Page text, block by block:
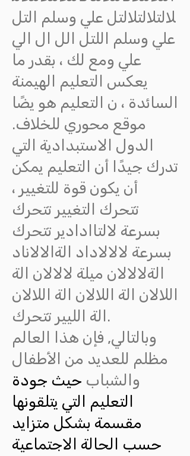
لالتلالتلالتل علي وسلم التل
علي وسلم اللتل الل ال الي
علي ومع لك ، بقدر ما
يعكس التعليم الهيمنة
السائدة ، ن التعليم هو يضًا
موقع محوري للخلاف.
الدول الاستبدادية التي
تدرك جيدًا أن التعليم يمكن
أن يكون قوة للتغيير ،
تتحرك التغيير تتحرك
بسرعة لالتاادادير تتحرك
بسرعة لالالاداد الةالالاناد
الةلالالان ميلة لالالان الة
اللالان الة اللالان الة اللالان
الة الليير تتحرك.
وبالتالي, فإن هذا العالم
مظلم للعديد من الأطفال
والشباب حيث جودة
التعليم التي يتلقونها
مقسمة بشكل متزايد
حسب الحالة الاجتماعية